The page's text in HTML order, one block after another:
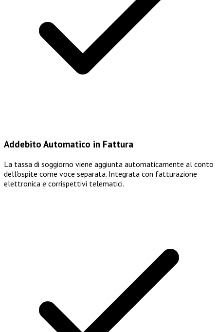
Addebito Automatico in Fattura
La tassa di soggiorno viene aggiunta automaticamente al conto
dell'ospite come voce separata. Integrata con fatturazione
elettronica e corrispettivi telematici.